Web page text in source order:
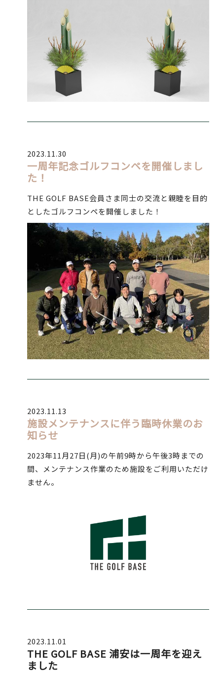
2023.11.30
一周年記念ゴルフコンペを開催しまし
た！
THE GOLF BASE会員さま同士の交流と親睦を目的
としたゴルフコンペを開催しました！
2023.11.13
施設メンテナンスに伴う臨時休業のお
知らせ
2023年11月27日(月)の午前9時から午後3時までの
間、メンテナンス作業のため施設をご利用いただけ
ません。
2023.11.01
THE GOLF BASE 浦安は一周年を迎え
ました